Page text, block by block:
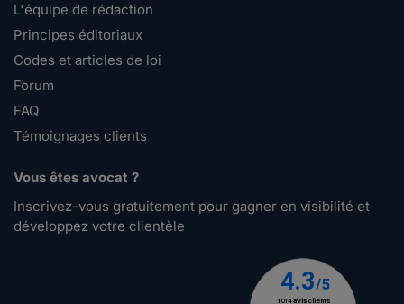
L'équipe de rédaction
Principes éditoriaux
Codes et articles de loi
Forum
FAQ
Témoignages clients
Vous êtes avocat ?
Inscrivez-vous gratuitement pour gagner en visibilité et
développez votre clientèle